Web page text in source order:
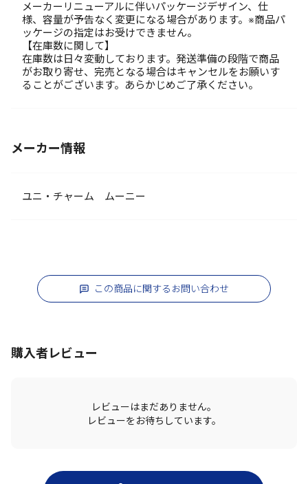
メーカーリニューアルに伴いパッケージデザイン、仕
様、容量が予告なく変更になる場合があります。※商品パ
ッケージの指定はお受けできません。
【在庫数に関して】
在庫数は日々変動しております。発送準備の段階で商品
がお取り寄せ、完売となる場合はキャンセルをお願いす
ることがございます。あらかじめご了承ください。
メーカー情報
ユニ・チャーム ムーニー
この商品に関するお問い合わせ
購入者レビュー
レビューはまだありません。
レビューをお待ちしています。